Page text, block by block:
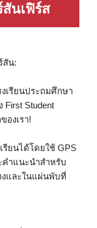
สันเฟิร์ส
สัน:
เรียนประถมศึกษา
First Student
องเรา!
ยนได้โดยใช้ GPS
คำแนะนำสำหรับ
งและในแผ่นพับที่